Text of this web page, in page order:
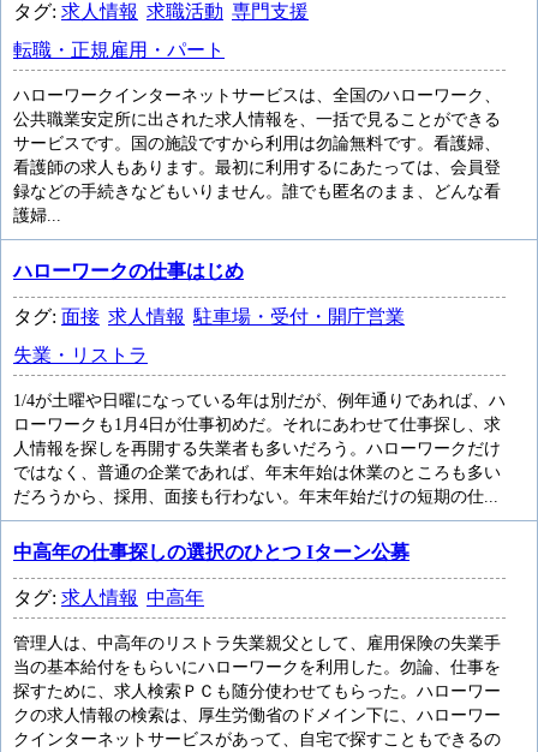
タグ: 求人情報 求職活動 専門支援
転職・正規雇用・パート
ハローワークインターネットサービスは、全国のハローワーク、
公共職業安定所に出された求人情報を、一括で見ることができる
サービスです。国の施設ですから利用は勿論無料です。看護婦、
看護師の求人もあります。最初に利用するにあたっては、会員登
録などの手続きなどもいりません。誰でも匿名のまま、どんな看
護婦...
ハローワークの仕事はじめ
タグ: 面接 求人情報 駐車場・受付・開庁営業
失業・リストラ
1/4が土曜や日曜になっている年は別だが、例年通りであれば、ハ
ローワークも1月4日が仕事初めだ。それにあわせて仕事探し、求
人情報を探しを再開する失業者も多いだろう。ハローワークだけ
ではなく、普通の企業であれば、年末年始は休業のところも多い
だろうから、採用、面接も行わない。年末年始だけの短期の仕...
中高年の仕事探しの選択のひとつ Iターン公募
タグ: 求人情報 中高年
管理人は、中高年のリストラ失業親父として、雇用保険の失業手
当の基本給付をもらいにハローワークを利用した。勿論、仕事を
探すために、求人検索ＰＣも随分使わせてもらった。ハローワー
クの求人情報の検索は、厚生労働省のドメイン下に、ハローワー
クインターネットサービスがあって、自宅で探すこともできるの